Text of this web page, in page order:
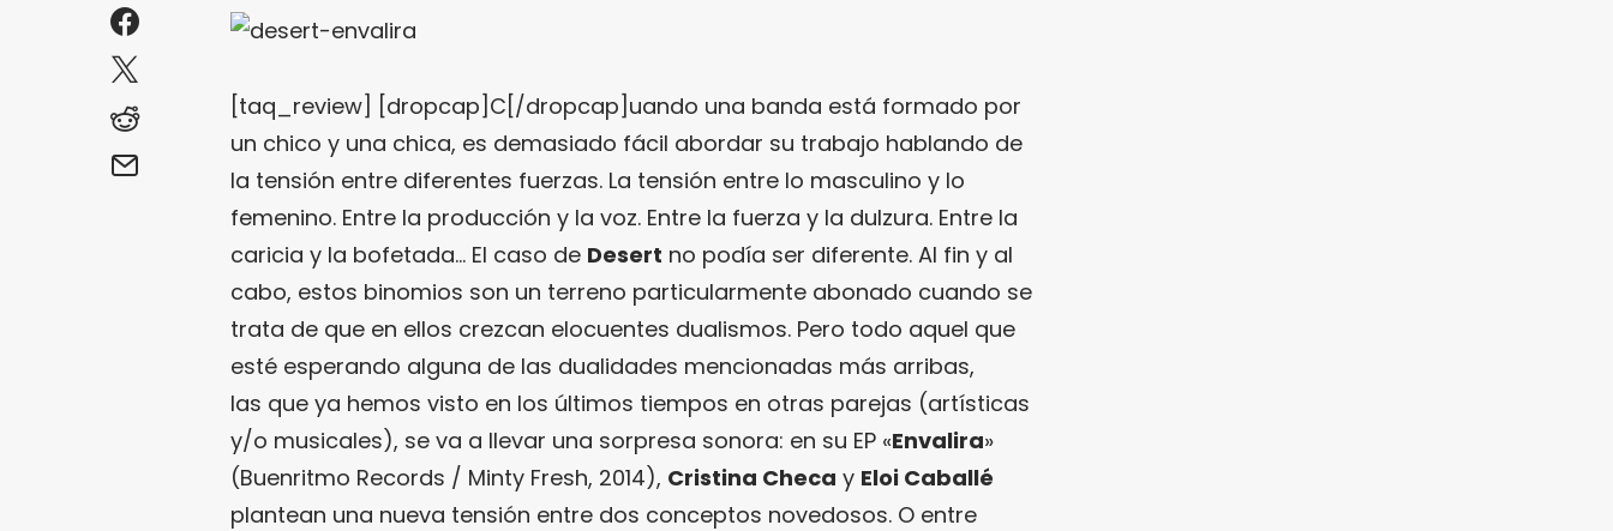
[taq_review] [dropcap]C[/dropcap]uando una banda está formado por
un chico y una chica, es demasiado fácil abordar su trabajo hablando de
la tensión entre diferentes fuerzas. La tensión entre lo masculino y lo
femenino. Entre la producción y la voz. Entre la fuerza y la dulzura. Entre la
caricia y la bofetada… El caso de Desert no podía ser diferente. Al fin y al
cabo, estos binomios son un terreno particularmente abonado cuando se
trata de que en ellos crezcan elocuentes dualismos. Pero todo aquel que
esté esperando alguna de las dualidades mencionadas más arribas,
las que ya hemos visto en los últimos tiempos en otras parejas (artísticas
y/o musicales), se va a llevar una sorpresa sonora: en su EP «Envalira»
(Buenritmo Records / Minty Fresh, 2014), Cristina Checa y Eloi Caballé
plantean una nueva tensión entre dos conceptos novedosos. O entre